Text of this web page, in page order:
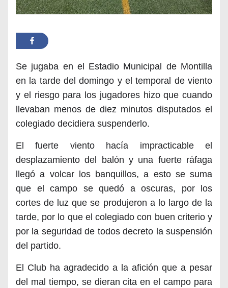
Se jugaba en el Estadio Municipal de Montilla
en la tarde del domingo y el temporal de viento
y el riesgo para los jugadores hizo que cuando
llevaban menos de diez minutos disputados el
colegiado decidiera suspenderlo.
El fuerte viento hacía impracticable el
desplazamiento del balón y una fuerte ráfaga
llegó a volcar los banquillos, a esto se suma
que el campo se quedó a oscuras, por los
cortes de luz que se produjeron a lo largo de la
tarde, por lo que el colegiado con buen criterio y
por la seguridad de todos decreto la suspensión
del partido.
El Club ha agradecido a la afición que a pesar
del mal tiempo, se dieran cita en el campo para